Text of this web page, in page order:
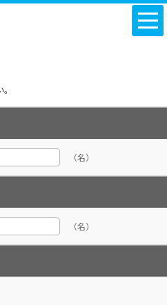
（名）
（名）